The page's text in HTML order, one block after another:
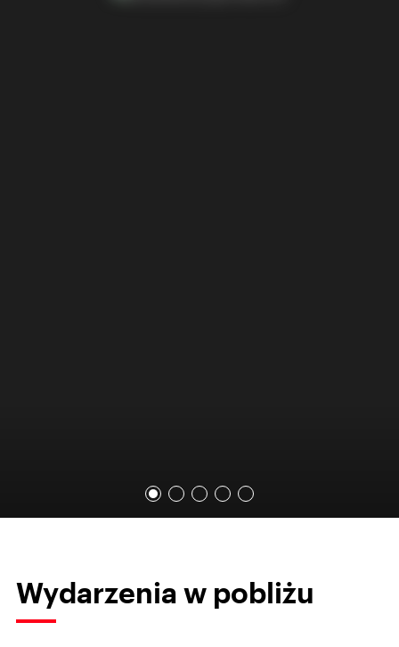
Wydarzenia w pobliżu